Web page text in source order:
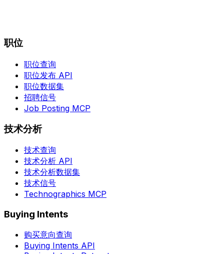
职位
职位查询
职位发布 API
职位数据集
招聘信号
Job Posting MCP
技术分析
技术查询
技术分析 API
技术分析数据集
技术信号
Technographics MCP
Buying Intents
购买意向查询
Buying Intents API